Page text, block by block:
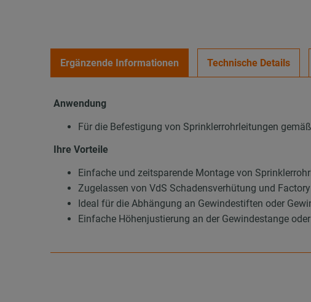
Ergänzende Informationen Technische Details
Anwendung
Für die Befestigung von Sprinklerrohrleitungen
Ihre Vorteile
Einfache und zeitsparende Montage von
Zugelassen von VdS Schadensverhütung und
Ideal für die Abhängung an Gewindestiften oder
Einfache Höhenjustierung an der Gewindestange